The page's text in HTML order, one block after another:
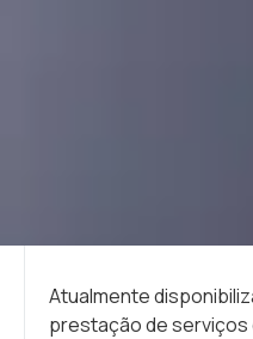
Atualmente
prestação de serviços